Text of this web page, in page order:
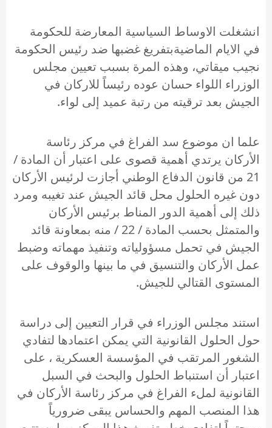
انشغلت الاوساط السياسية المعارضة للحكومة
في الايام الماضيةبتفريغ غضبها ضد رئيس الحكومة
نجيب ميقاتي، وهذه المرة بسبب تعيين مجلس
الوزراء اللواء حسان عوده رئيساً للاركان في
الجيش بعد ترقيته من رتبة عميد إلى لواء.
علما ان موضوع سد الفراغ في مركز رئاسة
الأركان يرتدي أهمية قصوى على اعتبار أن المادة /
21 من قانون الدفاع الوطني أجازت لرئيس الأركان
دون غيره الحلول محل قائد الجيش عند تغيبه ومرد
ذلك إلى أهمية الدور المناط برئيس الأركان
والمتمثل بحسب المادة / 22 / منه بمعاونة قائد
الجيش في تحمل مسؤولياته وتنفيذ مهماته وضبط
عمل الأركان والتنسيق في ما بينها والوقوف على
المستوى القتالي للجيش.
استند مجلس الوزراء في قرار التعيين إلى دراسة
حول الحلول القانونية التي يمكن اعتمادها لتفادي
الشغور المرتقب في المؤسسة العسكرية ، على
اعتبار أن استنباط الحلول والبحث في السبل
القانونية لملء الفراغ في مركز رئاسة الأركان في
هذا المنصب المهم والحساس يبقى ضرورياً